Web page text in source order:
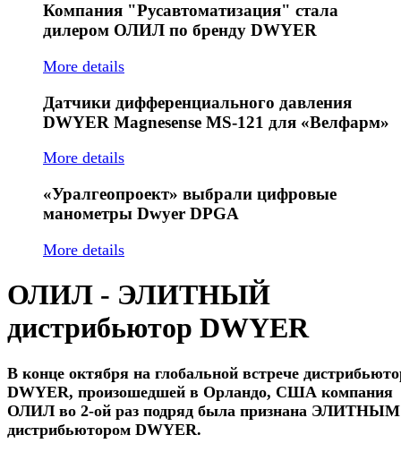
Компания "Русавтоматизация" стала
дилером ОЛИЛ по бренду DWYER
More details
Датчики дифференциального давления
DWYER Magnesense MS-121 для «Велфарм»
More details
«Уралгеопроект» выбрали цифровые
манометры Dwyer DPGA
More details
ОЛИЛ - ЭЛИТНЫЙ
дистрибьютор DWYER
В конце октября на глобальной встрече
DWYER, произошедшей в Орландо, США компания
ОЛИЛ во 2-ой раз подряд была признана ЭЛИТНЫМ
дистрибьютором DWYER.